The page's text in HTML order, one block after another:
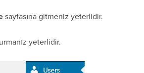
sayfasına gitmeniz yeterlidir.
yeterlidir.